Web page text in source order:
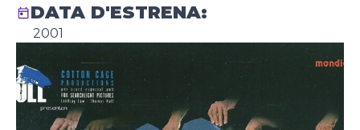
DATA D'ESTRENA:
2001